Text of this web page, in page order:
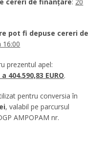
cereri de finanțare: 20
pot fi depuse cereri de
16:00
prezentul apel:
404.590,83 EURO.
pentru conversia în
, valabil pe parcursul
AMPOPAM nr.